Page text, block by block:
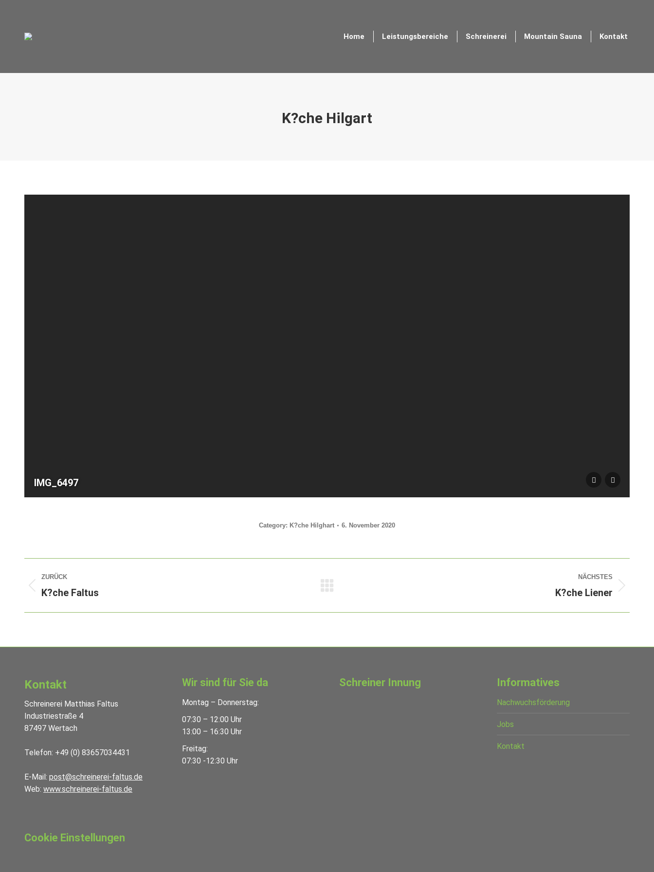
Home Leistungsbereiche Schreinerei Mountain Sauna Kontakt
K?che Hilgart
IMG_6497
Category: K?che Hilghart 6. November 2020
Album-
Navigation
ZURÜCK
Vorheriges
K?che Faltus
NÄCHSTES
K?che Liener
Kontakt
Schreinerei Matthias Faltus
Industriestraße 4
87497 Wertach
Telefon: +49 (0) 83657034431
E-Mail: post@schreinerei-faltus.de
Web: www.schreinerei-faltus.de
Wir sind für Sie da
Montag – Donnerstag:
07:30 – 12:00 Uhr
13:00 – 16:30 Uhr
Freitag:
07:30 -12:30 Uhr
Schreiner Innung Informatives
Nachwuchsförderung
Jobs
Kontakt
Cookie Einstellungen